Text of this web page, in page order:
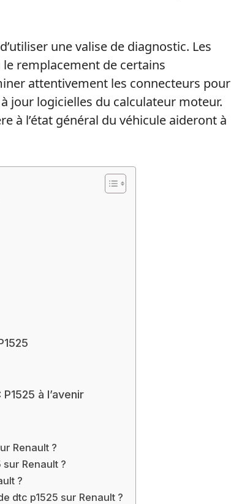
une valise de diagnostic. Les
remplacement de certains
attentivement les connecteurs pour
jour logicielles du calculateur moteur.
à l’état général du véhicule aideront à
à l’avenir
Renault ?
Renault ?
?
dtc p1525 sur Renault ?